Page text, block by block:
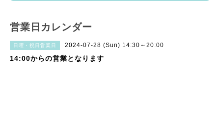
営業日カレンダー
日曜・祝日営業日 2024-07-28 (Sun) 14:30～20:00
14:00からの営業となります